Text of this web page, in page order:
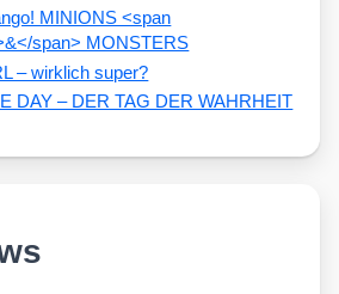
MINIONS <span
span> MONSTERS
– wirklich super?
DAY – DER TAG DER WAHRHEIT